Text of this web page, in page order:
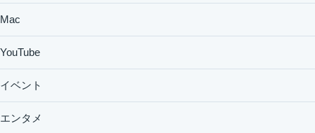
Mac
YouTube
イベント
エンタメ